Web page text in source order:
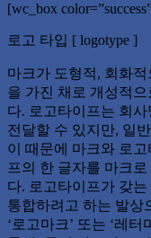
[wc_box
로고 타입 [ logotype ]
마크가 도형적, 회화
을 가진 채로 개성적
다. 로고타이프는 회
전달할 수 있지만, 일
이 때문에 마크와 로
프의 한 글자를 마크
다. 로고타이프가 갖
통합하려고 하는 발상
‘로고마크’ 또는 ‘레